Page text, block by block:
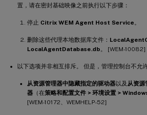
置，请在密封基础映像之前执行以下步骤：
停止 Citrix WEM Agent Host Service 。
删除这些代理本地数据库文件：
LocalAgentDatabase.db 。 [WEM-10082]
以下选项并非相互排斥。 但是，管理控制台不允
从资源管理器中隐藏指定的驱动器以及 从资源
器 （在策略和配置文件 > 环境设置 >
[WEM-10172、WEMHELP-52]